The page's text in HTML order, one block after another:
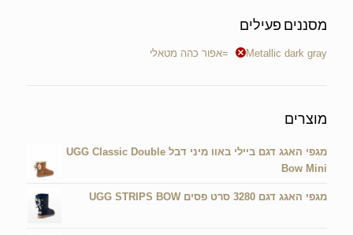
מסננים פעילים
Metallic dark gray=אפור כהה מטאלי
מוצרים
מגפי האגג דגם ביילי באוו מיני דבל UGG Classic Double
Bow Mini
מגפי האגג דגם 3280 סרט פסים UGG STRIPS BOW